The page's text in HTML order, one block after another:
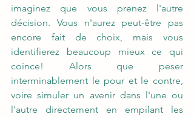
imaginez que vous prenez l'autre
décision. Vous n'aurez peut-être pas
encore fait de choix, mais vous
identifierez beaucoup mieux ce qui
coince! Alors que peser
interminablement le pour et le contre,
voire simuler un avenir dans l'une ou
l'autre directement en empilant les